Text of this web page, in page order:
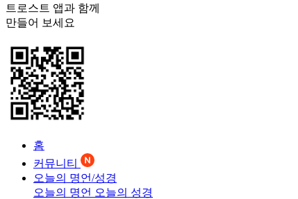
트로스트 앱과 함께
만들어 보세요
홈
커뮤니티
오늘의 명언/성경
오늘의 명언 오늘의 성경